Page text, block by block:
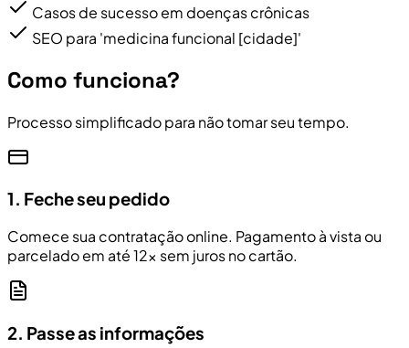
Casos de sucesso em doenças crônicas
SEO para 'medicina funcional [cidade]'
Como funciona?
Processo simplificado para não tomar seu tempo.
1. Feche seu pedido
Comece sua contratação online. Pagamento à vista ou
parcelado em até 12x sem juros no cartão.
2. Passe as informações